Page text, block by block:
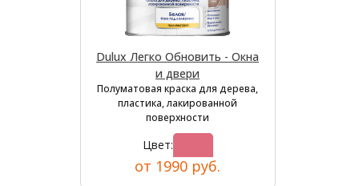
Dulux Легко Обновить - Окна
и двери
Полуматовая краска для дерева,
пластика, лакированной
поверхности
Цвет:
от 1990 руб.